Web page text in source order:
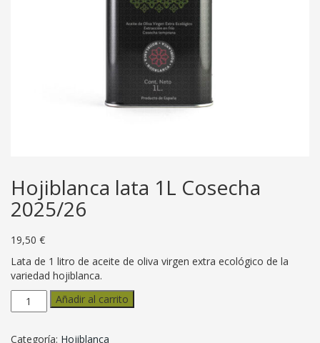
Hojiblanca lata 1L Cosecha
2025/26
19,50 €
Lata de 1 litro de aceite de oliva virgen extra ecológico de la
variedad hojiblanca.
Hojiblanca
lata
Cosecha
Añadir al carrito
Categoría: Hojiblanca